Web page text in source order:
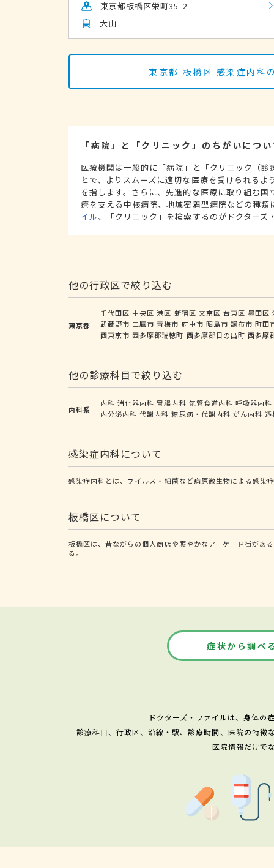
東京都板橋区栄町35-2
大山
東京都 板橋区 感染症内科
「病院」と「クリニック」のちがいにつ
医療機関は一般的に「病院」と「クリニック（
とで、よりスムーズに適切な医療を受けられる
を指します。さらに、先進的な医療に取り組む
療を支える中核病院、地域密着型病院などの種類
イル、「クリニック」を検索するのがドクターズ
他の行政区で絞り込む
東京都
千代田区 中央区 港区 新宿区 文京区 台東区 墨田区
武蔵野市 三鷹市 青梅市 府中市 昭島市 調布市 町田
西東京市 西多摩郡瑞穂町 西多摩郡日の出町 西多摩
他の診療科目で絞り込む
内科系
内科 消化器内科 胃腸内科 気管食道内科 呼吸器内科
内分泌内科 代謝内科 糖尿病・代謝内科 がん内科 透
感染症内科について
感染症内科とは、ウイルス・細菌など病原微生物による感染
板橋区について
板橋区は、昔ながらの個人商店や賑やかなアーケード街があ
る。
症状から調べ
ドクターズ・ファイルは、身体の
診療科目、行政区、沿線・駅、診療時間、医院の特徴
医院情報だけで